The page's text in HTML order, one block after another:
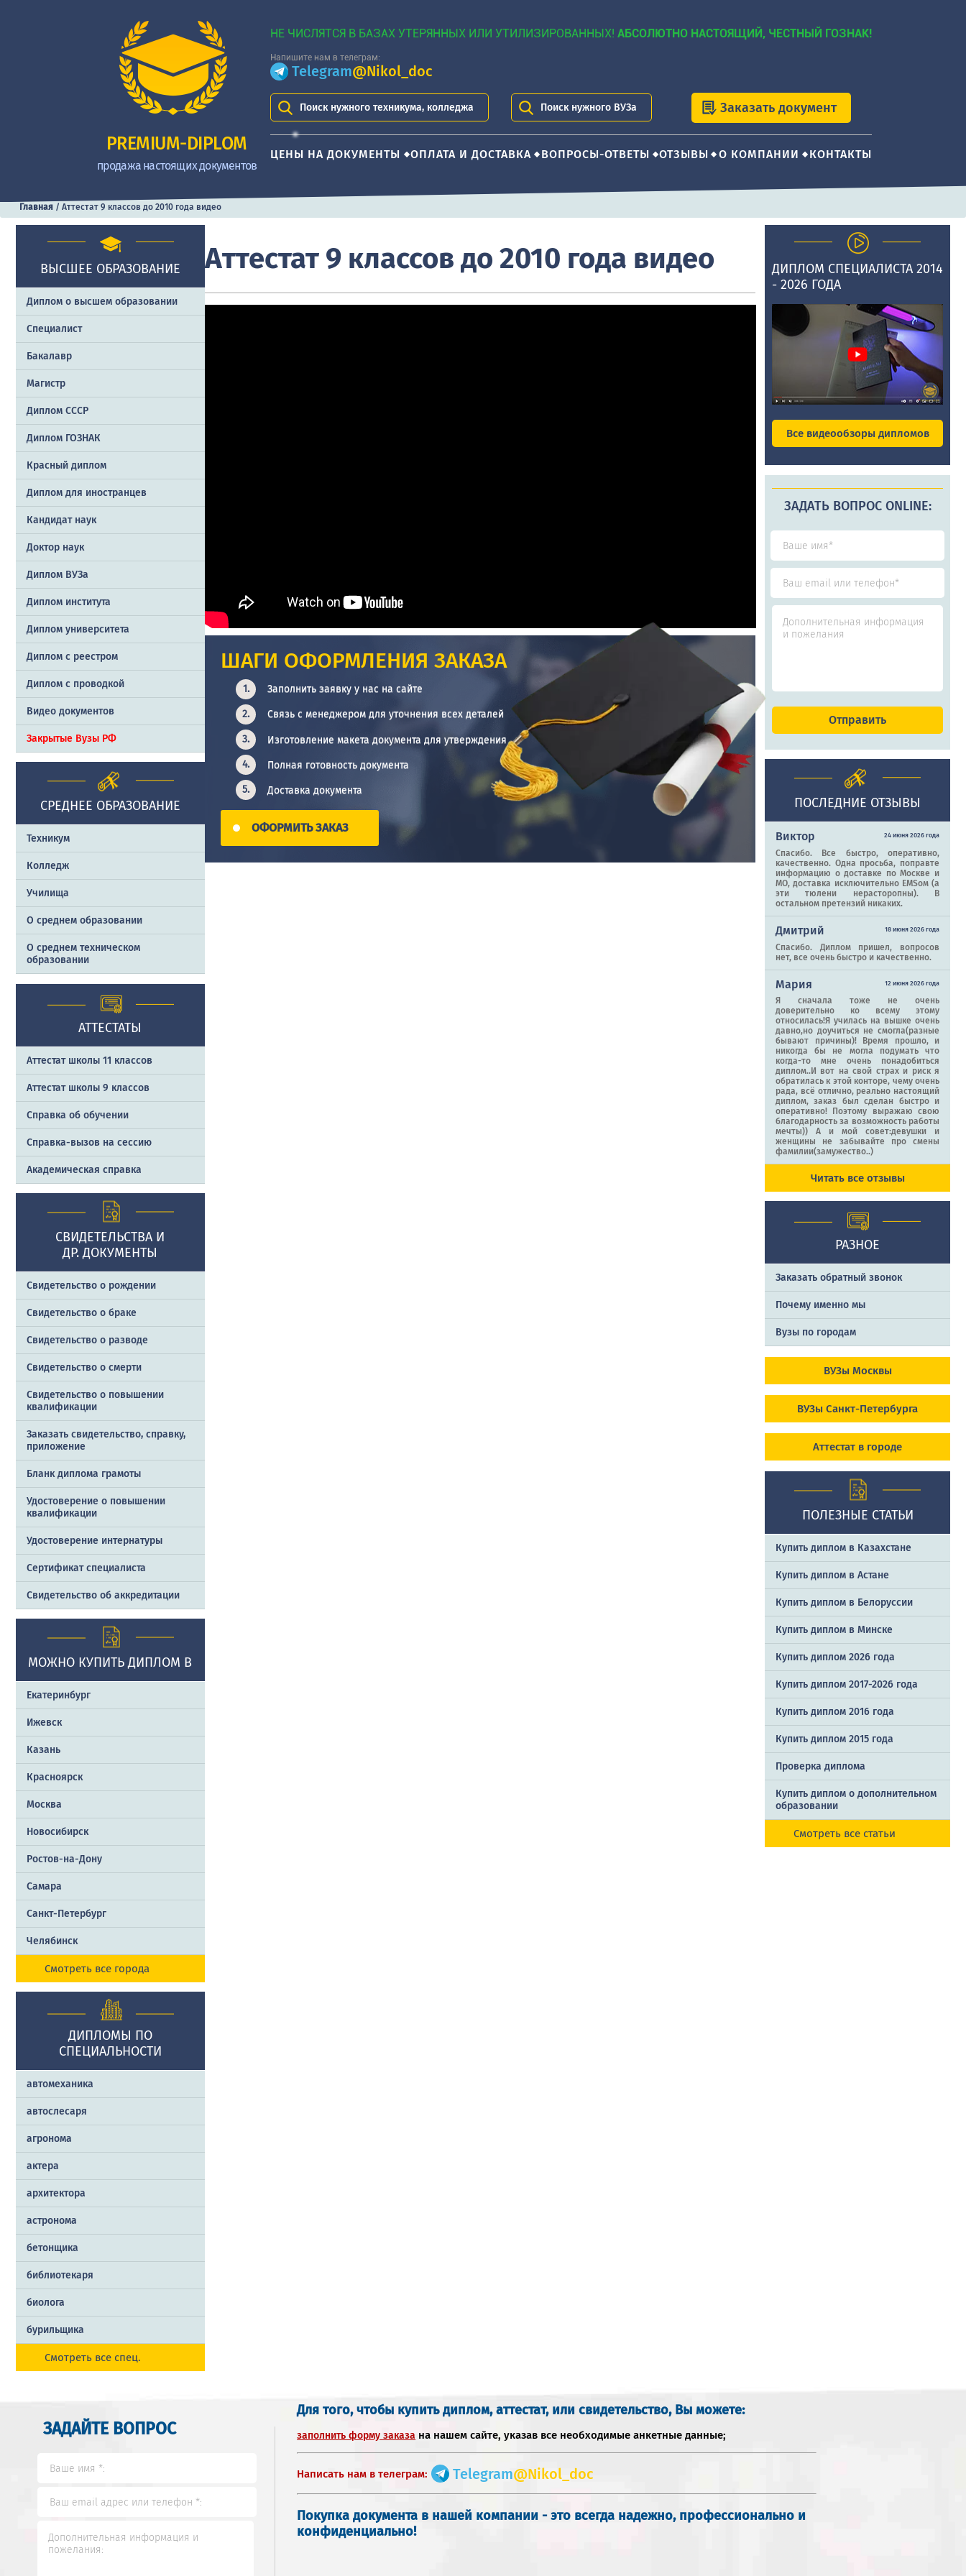
PREMIUM-DIPLOM
продажа настоящих документов
НЕ ЧИСЛЯТСЯ В БАЗАХ УТЕРЯННЫХ ИЛИ УТИЛИЗИРОВАННЫХ!АБСОЛЮТНО НАСТОЯЩИЙ, ЧЕСТНЫЙ ГОЗНАК!
Напишите нам в телеграм:
Telegram@Nikol_doc
Поиск нужного техникума, колледжа Поиск нужного ВУЗа Заказать документ
ЦЕНЫ НА ДОКУМЕНТЫ ОПЛАТА И ДОСТАВКА ВОПРОСЫ-ОТВЕТЫ ОТЗЫВЫ О КОМПАНИИ КОНТАКТЫ
Главная / Аттестат 9 классов до 2010 года видео
ВЫСШЕЕ ОБРАЗОВАНИЕ
Диплом о высшем образовании
Специалист
Бакалавр
Магистр
Диплом СССР
Диплом ГОЗНАК
Красный диплом
Диплом для иностранцев
Кандидат наук
Доктор наук
Диплом ВУЗа
Диплом института
Диплом университета
Диплом с реестром
Диплом с проводкой
Видео документов
Закрытые Вузы РФ
СРЕДНЕЕ ОБРАЗОВАНИЕ
Техникум
Колледж
Училища
О среднем образовании
О среднем техническом
образовании
АТТЕСТАТЫ
Аттестат школы 11 классов
Аттестат школы 9 классов
Справка об обучении
Справка-вызов на сессию
Академическая справка
СВИДЕТЕЛЬСТВА И
ДР. ДОКУМЕНТЫ
Свидетельство о рождении
Свидетельство о браке
Свидетельство о разводе
Свидетельство о смерти
Свидетельство о повышении
квалификации
Заказать cвидетельство, справку,
приложение
Бланк диплома грамоты
Удостоверение о повышении
квалификации
Удостоверение интернатуры
Сертификат специалиста
Свидетельство об аккредитации
МОЖНО КУПИТЬ ДИПЛОМ В
Екатеринбург
Ижевск
Казань
Красноярск
Москва
Новосибирск
Ростов-на-Дону
Самара
Санкт-Петербург
Челябинск
Смотреть все города
ДИПЛОМЫ ПО
СПЕЦИАЛЬНОСТИ
автомеханика
автослесаря
агронома
актера
архитектора
астронома
бетонщика
библиотекаря
биолога
бурильщика
Смотреть все спец.
Аттестат 9 классов до 2010 года видео
ШАГИ ОФОРМЛЕНИЯ ЗАКАЗА
Заполнить заявку у нас на сайте
Связь с менеджером для уточнения всех деталей
Изготовление макета документа для утверждения
Полная готовность документа
Доставка документа
ОФОРМИТЬ ЗАКАЗ
ДИПЛОМ СПЕЦИАЛИСТА 2014
- 2026 ГОДА
Все видеообзоры дипломов
ЗАДАТЬ ВОПРОС ONLINE:
ПОСЛЕДНИЕ ОТЗЫВЫ
Виктор 24 июня 2026 года
Спасибо. Все быстро, оперативно,
качественно. Одна просьба, поправте
информацию о доставке по Москве и
МО, доставка исключительно EMSом (а
эти тюлени нерасторопны). В
остальном претензий никаких.
Дмитрий 18 июня 2026 года
Спасибо. Диплом пришел, вопросов
нет, все очень быстро и качественно.
Мария 12 июня 2026 года
Я сначала тоже не очень
доверительно ко всему этому
относилась!Я училась на вышке очень
давно,но доучиться не смогла(разные
бывают причины)! Время прошло, и
никогда бы не могла подумать что
когда-то мне очень понадобиться
диплом..И вот на свой страх и риск я
обратилась к этой конторе, чему очень
рада, всё отлично, реально настоящий
диплом, заказ был сделан быстро и
оперативно! Поэтому выражаю свою
благодарность за возможность работы
мечты)) А и мой совет:девушки и
женщины не забывайте про смены
фамилии(замужество..)
Читать все отзывы
РАЗНОЕ
Заказать обратный звонок
Почему именно мы
Вузы по городам
ВУЗы Москвы
ВУЗы Санкт-Петербурга
Аттестат в городе
ПОЛЕЗНЫЕ СТАТЬИ
Купить диплом в Казахстане
Купить диплом в Астане
Купить диплом в Белоруссии
Купить диплом в Минске
Купить диплом 2026 года
Купить диплом 2017-2026 года
Купить диплом 2016 года
Купить диплом 2015 года
Проверка диплома
Купить диплом о дополнительном
образовании
Смотреть все статьи
ЗАДАЙТЕ ВОПРОС
Для того, чтобы купить диплом, аттестат, или свидетельство, Вы можете:
заполнить форму заказа на нашем сайте, указав все необходимые анкетные данные;
Написать нам в телеграм: Telegram@Nikol_doc
Покупка документа в нашей компании - это всегда надежно, профессионально и
конфиденциально!